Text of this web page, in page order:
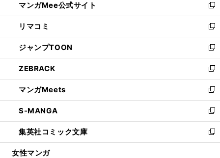
く
ド
ウ
で
開
く
ィ
ン
ド
ウ
で
開
く
い
ウ
ィ
ン
ド
ウ
で
開
く
マンガMee公式サイト
新
し
い
ウ
ィ
ン
ド
ウ
で
開
く
リマコミ
新
し
い
ウ
ィ
ン
ド
ウ
で
開
く
ジャンプTOON
新
し
い
ウ
ィ
ン
ド
ウ
で
開
ZEBRACK
新
し
い
ウ
ィ
ン
ド
ウ
マンガMeets
新
し
い
ウ
ィ
ン
S-MANGA
新
し
い
ウ
集英社コミック文庫
新
し
女性マンガ